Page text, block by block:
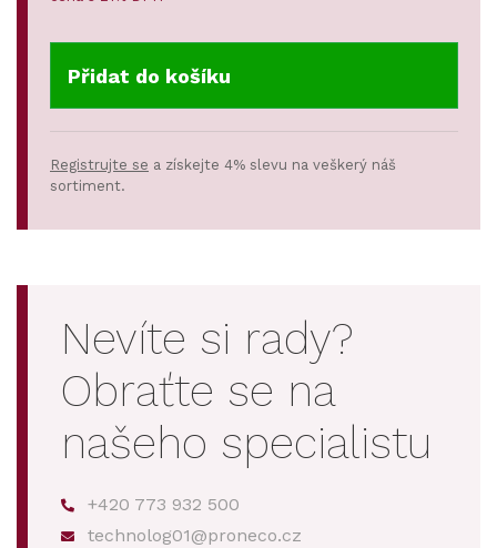
Přidat do košíku
Registrujte se a získejte 4% slevu na veškerý náš
sortiment.
Nevíte si rady?
Obraťte se na
našeho specialistu
+420 773 932 500
technolog01@proneco.cz